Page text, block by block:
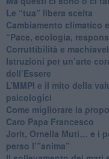
​Le “tua” libera scelta
Cambiamento climatico
“Pace, ecologia,
​Corruttibilità e
Istruzioni per un’arte
dell’Essere
​L’MMPI e il mito della
psicologici
Come migliorare la
Caro Papa Francesco
​Jorit, Ornella Muti… e i
perso l’”anima”